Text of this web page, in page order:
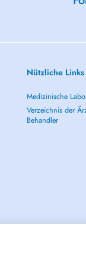
Nützliche Links
Medizinische
Verzeichnis der
Behandler